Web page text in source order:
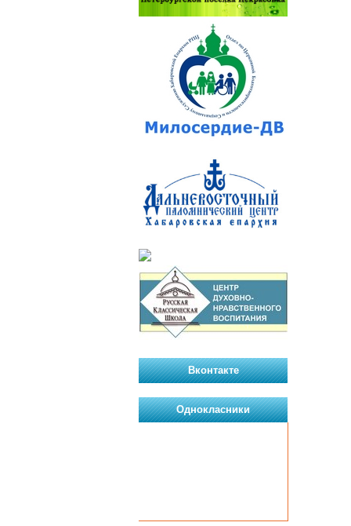
Вконтакте
Однокласники